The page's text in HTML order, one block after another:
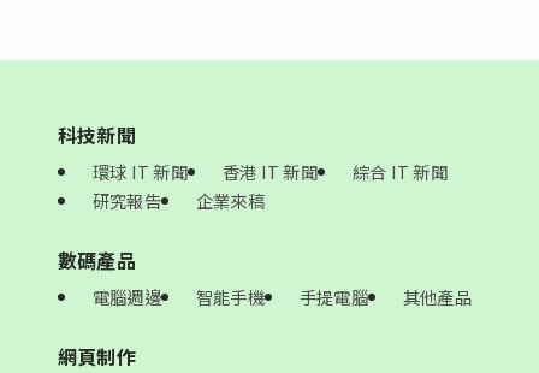
科技新聞
環球 IT 新聞 香港 IT 新聞
綜合 IT 新聞
研究報告
企業來稿
數碼產品
電腦週邊 智能手機 手提電腦 其他產品
網頁制作